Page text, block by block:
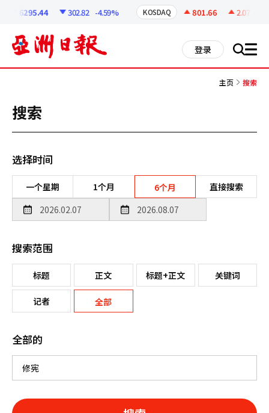
6295.44 302.82 -4.59% KOSDAQ 801.66 2.07
登录 搜 all
主页 搜索
搜索
选择时间
一个星期 1个月 6个月 直接搜索
搜索范围
标题 正文 标题+正文 关键词
记者 全部
全部的